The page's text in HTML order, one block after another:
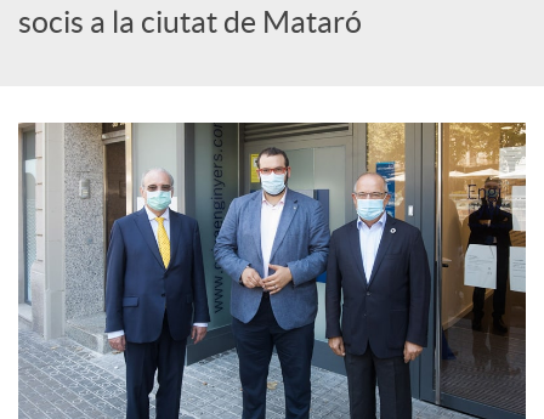
c
i
a
l
s
socis a la ciutat de Mataró